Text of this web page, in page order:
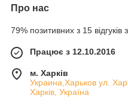
Про нас
79% позитивних з 15 відгуків
Працює з 12.10.2016
м. Харків
Украина,Харьков ул.
Харків, Україна